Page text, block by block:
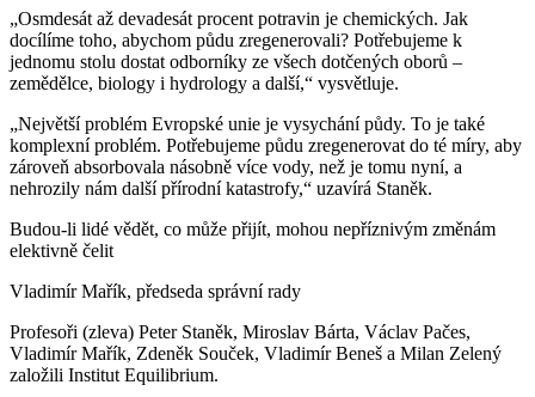
„Osmdesát až devadesát procent potravin je chemických. Jak
docílíme toho, abychom půdu zregenerovali? Potřebujeme k
jednomu stolu dostat odborníky ze všech dotčených oborů –
zemědělce, biology i hydrology a další,“ vysvětluje.
„Největší problém Evropské unie je vysychání půdy. To je také
komplexní problém. Potřebujeme půdu zregenerovat do té míry, aby
zároveň absorbovala násobně více vody, než je tomu nyní, a
nehrozily nám další přírodní katastrofy,“ uzavírá Staněk.
Budou-li lidé vědět, co může přijít, mohou nepříznivým změnám
elektivně čelit
Vladimír Mařík, předseda správní rady
Profesoři (zleva) Peter Staněk, Miroslav Bárta, Václav Pačes,
Vladimír Mařík, Zdeněk Souček, Vladimír Beneš a Milan Zelený
založili Institut Equilibrium.